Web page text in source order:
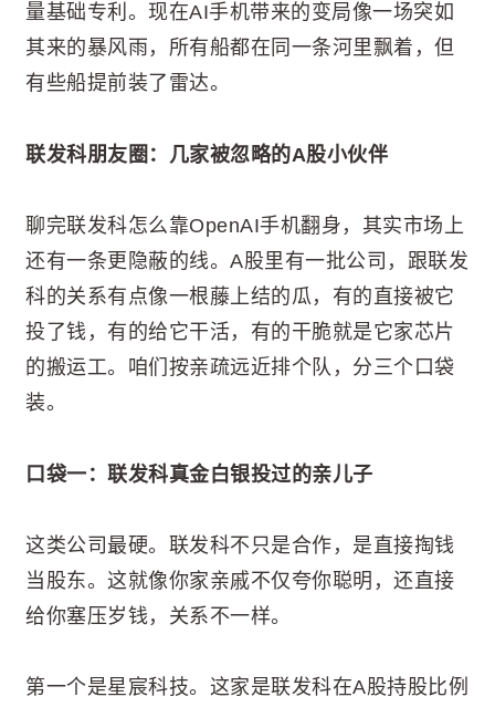
量基础专利。现在AI手机带来的变局像一场突如
其来的暴风雨，所有船都在同一条河里飘着，但
有些船提前装了雷达。
联发科朋友圈：几家被忽略的A股小伙伴
聊完联发科怎么靠OpenAI手机翻身，其实市场上
还有一条更隐蔽的线。A股里有一批公司，跟联发
科的关系有点像一根藤上结的瓜，有的直接被它
投了钱，有的给它干活，有的干脆就是它家芯片
的搬运工。咱们按亲疏远近排个队，分三个口袋
装。
口袋一：联发科真金白银投过的亲儿子
这类公司最硬。联发科不只是合作，是直接掏钱
当股东。这就像你家亲戚不仅夸你聪明，还直接
给你塞压岁钱，关系不一样。
第一个是星宸科技。这家是联发科在A股持股比例